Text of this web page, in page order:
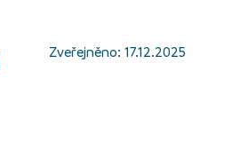
Zveřejněno: 17.12.2025